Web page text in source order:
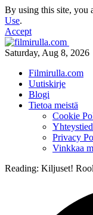
By using this site, you
Use.
Accept
Saturday, Aug 8, 2026
Filmirulla.com
Uutiskirje
Blogi
Tietoa meistä
Cookie
Privacy
Vinkkaa
Reading: Kiljuset!